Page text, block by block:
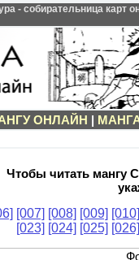
- собирательница карт
ОНЛАЙН | МАНГА
Чтобы читать мангу
[007] [008] [009] [010]
[023] [024] [025] [026]